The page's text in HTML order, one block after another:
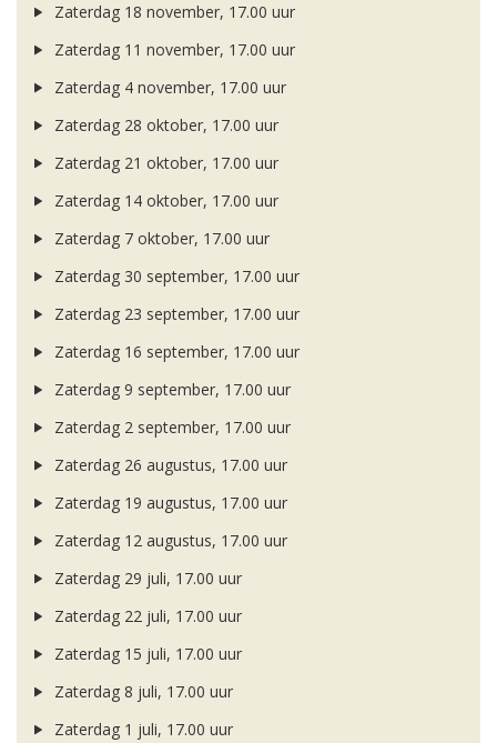
Zaterdag 18 november, 17.00 uur
Zaterdag 11 november, 17.00 uur
Zaterdag 4 november, 17.00 uur
Zaterdag 28 oktober, 17.00 uur
Zaterdag 21 oktober, 17.00 uur
Zaterdag 14 oktober, 17.00 uur
Zaterdag 7 oktober, 17.00 uur
Zaterdag 30 september, 17.00 uur
Zaterdag 23 september, 17.00 uur
Zaterdag 16 september, 17.00 uur
Zaterdag 9 september, 17.00 uur
Zaterdag 2 september, 17.00 uur
Zaterdag 26 augustus, 17.00 uur
Zaterdag 19 augustus, 17.00 uur
Zaterdag 12 augustus, 17.00 uur
Zaterdag 29 juli, 17.00 uur
Zaterdag 22 juli, 17.00 uur
Zaterdag 15 juli, 17.00 uur
Zaterdag 8 juli, 17.00 uur
Zaterdag 1 juli, 17.00 uur